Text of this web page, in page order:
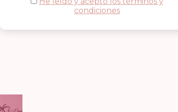
llenas de magiacondiciones